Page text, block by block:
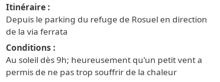
Itinéraire
Depuis le parking du refuge de Rosuel en direction
de la via ferrata
Conditions
Au soleil dès 9h; heureusement qu'un petit vent a
permis de ne pas trop souffrir de la chaleur